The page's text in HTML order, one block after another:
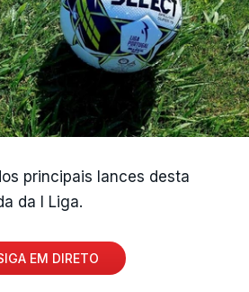
principais lances desta
da I Liga.
EM DIRETO